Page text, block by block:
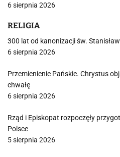
6 sierpnia 2026
RELIGIA
300 lat od kanonizacji św.
6 sierpnia 2026
Przemienienie Pańskie. Chrystus
chwałę
6 sierpnia 2026
Rząd i Episkopat rozpoczęły
Polsce
5 sierpnia 2026